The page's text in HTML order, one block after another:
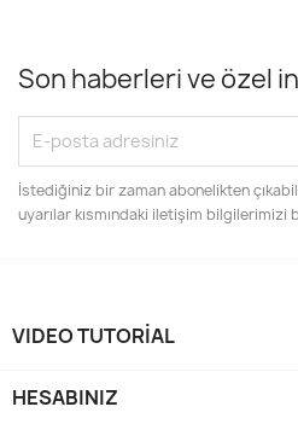
Son haberleri ve özel
İstediğiniz bir zaman abonelikten
uyarılar kısmındaki iletişim bilgilerimizi
VIDEO TUTORIAL
HESABINIZ